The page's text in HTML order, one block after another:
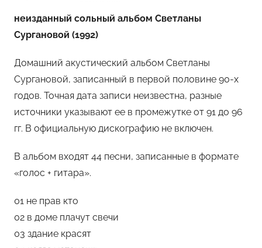
т
о
м
Ф
а
н
и
неизданный сольный альбом Светланы
Сургановой (1992)
Домашний акустический альбом Светланы
Сургановой, записанный в первой половине 90-х
годов. Точная дата записи неизвестна, разные
источники указывают ее в промежутке от 91 до 96
гг. В официальную дискографию не включен.
В альбом входят 44 песни, записанные в формате
«голос + гитара».
01 не прав кто
02 в доме плачут свечи
03 здание красят